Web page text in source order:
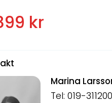
kr
Marina
Tel: 019-